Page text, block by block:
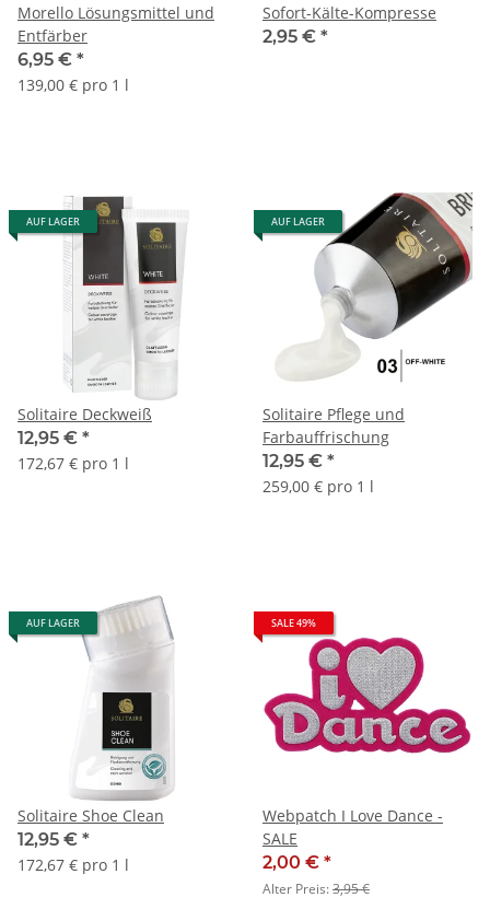
Morello Lösungsmittel und
Entfärber
6,95 € *
139,00 € pro 1 l
Sofort-Kälte-Kompresse
2,95 € *
AUF LAGER
Solitaire Deckweiß
12,95 € *
172,67 € pro 1 l
AUF LAGER
Solitaire Pflege und
Farbauffrischung
12,95 € *
259,00 € pro 1 l
AUF LAGER
Solitaire Shoe Clean
12,95 € *
172,67 € pro 1 l
SALE 49%
Webpatch I Love Dance -
SALE
2,00 € *
Alter Preis:3,95 €